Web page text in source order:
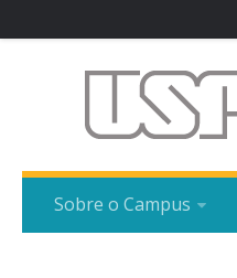
Sobre o Campus